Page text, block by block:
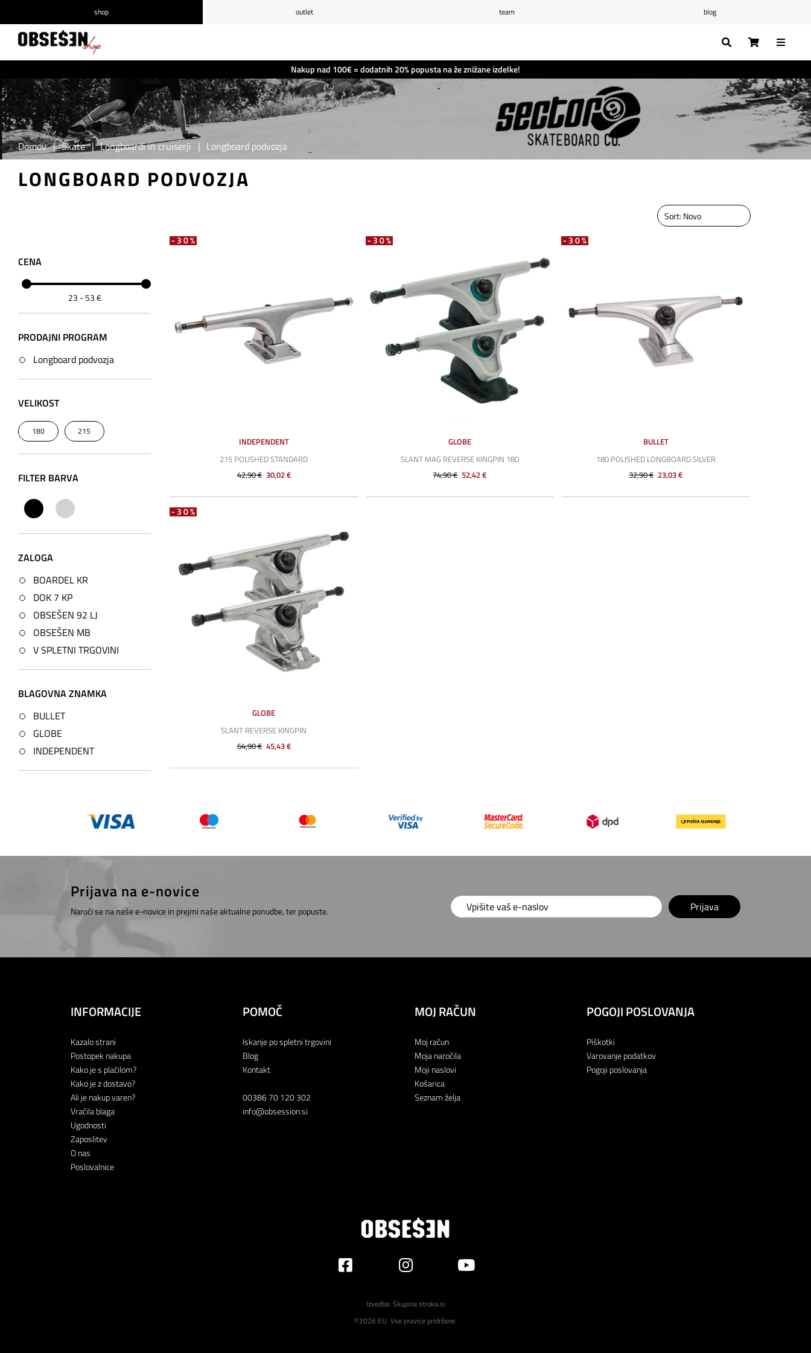
Nakup nad 100€ = dodatnih 20% popusta na že znižane izdelke!
shop outlet team
blog
Domov | Skate | Longboardi in cruiserji | Longboard podvozja
LONGBOARD PODVOZJA
-30%
INDEPENDENT
215 POLISHED STANDARD
42,90 € 30,02 €
-30%
GLOBE
SLANT MAG REVERSE KINGPIN 180
74,90 € 52,42 €
-30%
BULLET
180 POLISHED LONGBOARD SILVER
32,90 € 23,03 €
-30%
GLOBE
SLANT REVERSE KINGPIN
64,90 € 45,43 €
CENA
23 - 53€
PRODAJNI PROGRAM
Longboard podvozja
VELIKOST
180 215
FILTER BARVA
ZALOGA
BOARDEL KR
DOK 7 KP
OBSEŠEN 92 LJ
OBSEŠEN MB
V SPLETNI TRGOVINI
BLAGOVNA ZNAMKA
BULLET
GLOBE
INDEPENDENT
Prijava na e-novice
Naroči se na naše e-novice in prejmi naše aktualne ponudbe, ter popuste. Prijava
INFORMACIJE
Kazalo strani
Postopek nakupa
Kako je s plačilom?
Kako je z dostavo?
Ali je nakup varen?
Vračila blaga
Ugodnosti
Zaposlitev
O nas
Poslovalnice
POMOČ
Iskanje po spletni trgovini
Blog
Kontakt
00386 70 120 302
info@obsession.si
MOJ RAČUN
Moj račun
Moja naročila
Moji naslovi
Košarica
Seznam želja
POGOJI POSLOVANJA
Piškotki
Varovanje podatkov
Pogoji poslovanja
Izvedba: Skupina stroka.si
©2026 EU. Vse pravice pridržane.